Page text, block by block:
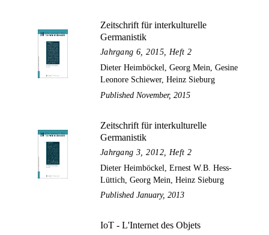
Zeitschrift für interkulturelle
Germanistik
Jahrgang 6, 2015, Heft 2
Dieter Heimböckel, Georg Mein, Gesine
Leonore Schiewer, Heinz Sieburg
Published November, 2015
Zeitschrift für interkulturelle
Germanistik
Jahrgang 3, 2012, Heft 2
Dieter Heimböckel, Ernest W.B. Hess-
Lüttich, Georg Mein, Heinz Sieburg
Published January, 2013
IoT - L'Internet des Objets